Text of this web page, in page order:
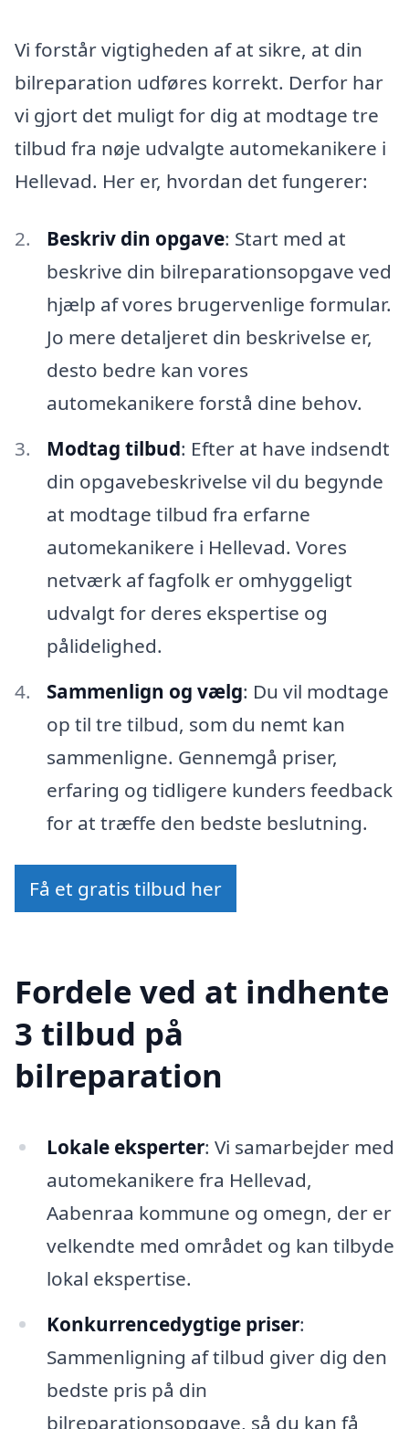
Vi forstår vigtigheden af at sikre, at din
bilreparation udføres korrekt. Derfor har
vi gjort det muligt for dig at modtage tre
tilbud fra nøje udvalgte automekanikere i
Hellevad. Her er, hvordan det fungerer:
Beskriv din opgave: Start med at
beskrive din bilreparationsopgave ved
hjælp af vores brugervenlige formular.
Jo mere detaljeret din beskrivelse er,
desto bedre kan vores
automekanikere forstå dine behov.
Modtag tilbud: Efter at have indsendt
din opgavebeskrivelse vil du begynde
at modtage tilbud fra erfarne
automekanikere i Hellevad. Vores
netværk af fagfolk er omhyggeligt
udvalgt for deres ekspertise og
pålidelighed.
Sammenlign og vælg: Du vil modtage
op til tre tilbud, som du nemt kan
sammenligne. Gennemgå priser,
erfaring og tidligere kunders feedback
for at træffe den bedste beslutning.
Få et gratis tilbud her
Fordele ved at indhente
3 tilbud på
bilreparation
Lokale eksperter: Vi samarbejder med
automekanikere fra Hellevad,
Aabenraa kommune og omegn, der er
velkendte med området og kan tilbyde
lokal ekspertise.
Konkurrencedygtige priser:
Sammenligning af tilbud giver dig den
bedste pris på din
bilreparationsopgave, så du kan få